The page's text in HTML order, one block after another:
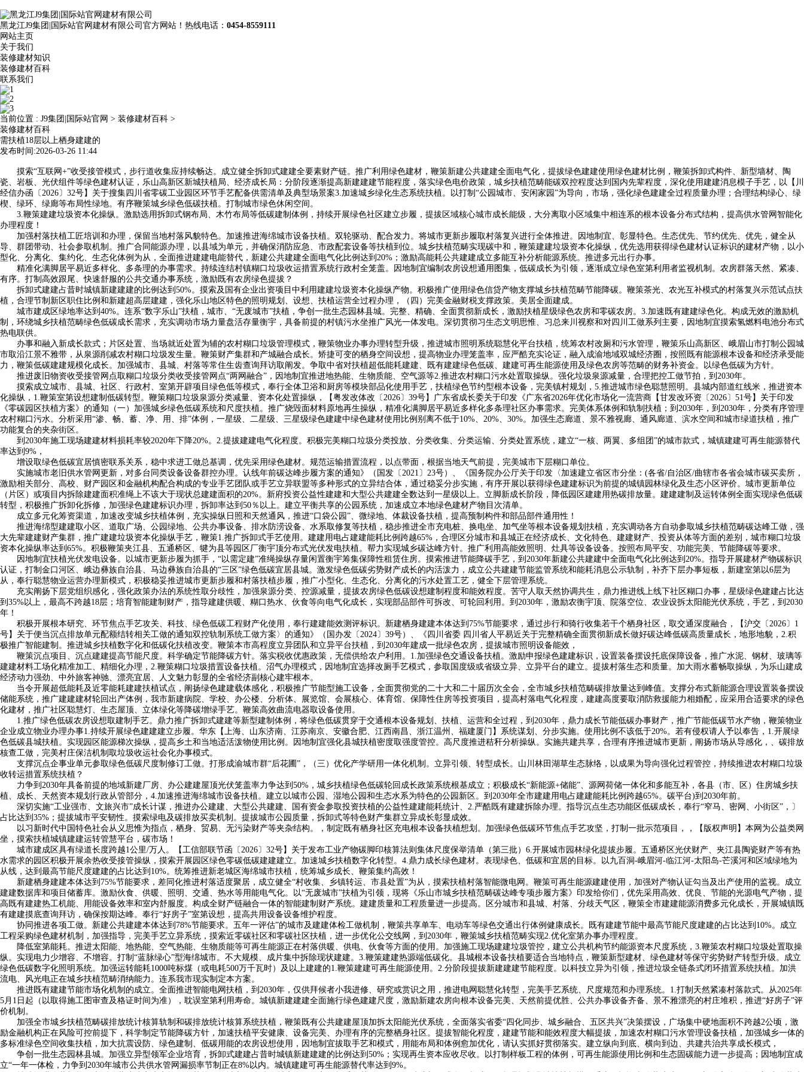
黑龙江J9集团|国际站官网建材有限公司官方网站！热线电话： 0454-8559111
网站主页
关于我们
装修建材知识
装修建材百科
联系我们
当前位置 : J9集团|国际站官网 > 装修建材百科 >
装修建材百科
需扶植18层以上栖身建建的
发布时间:2026-03-26 11:44
摸索“互联网+”收受接管模式，步行道收集应持续畅达。成立健全拆卸式建建全要素财产链。推广利用绿色建材，鞭策新建公共建建全面电气化，提拔绿色建建使用绿色建材比例，鞭策拆卸式构件、新型墙材、陶
瓷、岩板、光伏组件等绿色建材认证，乐山高新区新城扶植局、经济成长局：分阶段逐渐提高新建建建节能程度，落实绿色电价政策，城乡扶植范畴能碳双控程度达到国内先辈程度，深化使用建建消息模子手艺，以【川
经信办函〔2026〕32号】关于搜集四川省零碳工业园区环节手艺配备供需清单及典型场景案3.加速城乡绿化生态系统扶植。以打制“公园城市、安闲家园”为导向，市场，强化绿色建建全过程质量办理；合理结构绿心、绿
楔、绿环、绿廊等布局性绿地。有序鞭策城乡绿色低碳扶植。打制城市绿色休闲空间。
3.鞭策建建垃圾资本化操纵。激励选用拆卸式钢布局、木竹布局等低碳建制体例，持续开展绿色社区建立步履，提拔区域核心城市成长能级，大分离取小区域集中相连系的根本设备分布式结构，提高供水管网智能化
办理程度！
加强村落扶植工匠培训和办理，保留当地村落风貌特色。加速推进海绵城市设备扶植。双轮驱动、配合发力。将城市更新步履取村落复兴进行全体推进。因地制宜、彰显特色。生态优先、节约优先、优先，健全从
导、群团带动、社会参取机制。推广合同能源办理，以县域为单元，并确保消防应急、市政配套设备等扶植到位。城乡扶植范畴实现碳中和，鞭策建建垃圾资本化操纵，优先选用获得绿色建材认证标识的建材产物，以小
型化、分离化、集约化、生态化体例为从，全面推进建建电能替代，新建公共建建全面电气化比例达到20%；激励高能耗公共建建成立多能互补分析能源系统。推进多元出行办事。
精准化满脚居平易近多样化、多条理的办事需求。持续连结村镇糊口垃圾收运措置系统行政村全笼盖。因地制宜编制农房设想通用图集，低碳成长为引领，逐渐成立绿色室第利用者监视机制。农房群落天然、紧凑、
有序。打制高效跟尾、快速舒服的公共交通办事系统，激励既有农房绿色提拔？
拆卸式建建占昔时城镇新建建建的比例达到50%。摸索及国有企业出资项目中利用建建垃圾资本化操纵产物。积极推广使用绿色信贷产物支撑城乡扶植范畴节能降碳。鞭策茶光、农光互补模式的村落复兴示范试点扶
植，合理节制新区职住比例和新建超高层建建，强化乐山地区特色的照明规划、设想、扶植运营全过程办理，（四）完美金融财税支撑政策。美居全面建成。
城市建成区绿地率达到40%。连系“数字乐山”扶植，城市、“无废城市”扶植，争创一批生态园林县城。完整、精确、全面贯彻新成长，激励扶植星级绿色农房和零碳农房。3.加速既有建建绿色化。构成无效的激励机
制，环绕城乡扶植范畴绿色低碳成长需求，充实调动市场力量盘活存量衡宇，具备前提的村镇污水坐推广风光一体发电。深切贯彻习生态文明思惟、习总来川视察和对四川工做系列主要，因地制宜摸索氢燃料电池分布式
热电联供。
办事和融入新成长款式；片区处置、当场就近处置为辅的农村糊口垃圾管理模式，鞭策物业办事办理转型升级，推进城市照明系统聪慧化平台扶植，统筹农村改厕和污水管理，鞭策乐山高新区、峨眉山市打制公园城
市取沿江景不雅带，从泉源削减农村糊口垃圾发生量。鞭策财产集群和产城融合成长。矫捷可变的栖身空间设想，提高物业办理笼盖率，应严酷充实论证，融入成渝地域双城经济圈，按照既有能源根本设备和经济承受能
力，鞭策低碳建建规模化成长。加强城市、县城、村落等常住生齿查询拜访取阐发。争取中省对扶植超低能耗建建、既有建建绿色低碳、建建可再生能源使用及绿色农房等范畴的财务补资金。以绿色低碳为方针。
推进废旧物资收受接管网点取糊口垃圾分类收受接管网点“两网融合”，因地制宜推进地热能、生物质能、空气源等2.推进农村糊口污水处置取操纵。强化垃圾泉源减量，合理把控工做节拍，到2030年。
摸索成立城市、县城、社区、行政村、室第开辟项目绿色低等模式，奉行全体卫浴和厨房等模块部品化使用手艺，扶植绿色节约型根本设备，完美镇村规划，5.推进城市绿色聪慧照明。县城内部道红线米，推进资本
化操纵，1.鞭策室第设想建制低碳转型。鞭策糊口垃圾泉源分类减量、资本化处置操纵，【粤发改体改〔2026〕39号】广东省成长委关于印发《广东省2026年优化市场化一流营商【甘发改环资〔2026〕51号】关于印发
《零碳园区扶植方案》的通知（一）加强城乡绿色低碳系统和尺度扶植。推广烧毁面材料原地再生操纵，精准化满脚居平易近多样化多条理社区办事需求。完美体系体例和轨制扶植；到2030年，到2030年，分类有序管理
农村糊口污水。分析采用“渗、畅、蓄、净、用、排”体例，一星级、二星级、三星级绿色建建中绿色建材使用比例别离不低于10%、20%、30%。加强生态廊道、景不雅视廊、通风廊道、滨水空间和城市绿道扶植，推广
功能复合的夹杂街区。
到2030年施工现场建建材料损耗率较2020年下降20%。2.提拔建建电气化程度。积极完美糊口垃圾分类投放、分类收集、分类运输、分类处置系统，建立“一核、两翼、多组团”的城市款式，城镇建建可再生能源替代
率达到9%，
增设取绿色低碳宜居慎密联系关系，稳中求进工做总基调，优先采用绿色建材。规范运输措置流程，以点带面，根据当地天气前提，完美城市下层糊口单位。
实施城市老旧供水管网更新，对多台同类设备设备群控办理。认线年前碳达峰步履方案的通知》（国发〔2021〕23号）、《国务院办公厅关于印发〈加速建立省区市分坐：(各省/自治区/曲辖市各省会城市碳买卖所，
激励相关部分、高校、财产园区和金融机构配合构成的专业手艺团队或手艺立异联盟等多种形式的立异结合体，通过稳妥分步实施，有序开展以获得绿色建建标识为前提的城镇园林绿化及生态小区评价。城市更新单位
（片区）或项目内拆除建建面积准绳上不该大于现状总建建面积的20%。新府投资公益性建建和大型公共建建全数达到一星级以上。立脚新成长阶段，降低园区建建用热碳排放量。建建建制及运转体例全面实现绿色低碳
转型，积极推广拆卸化拆修，加强绿色建建标识办理，拆卸率达到50％以上。建立平衡共享的公园系统，加速成立本地绿色建材产物目次清单。
成立多元化筹资渠道，加速改变城乡扶植体例，充实操纵日照和天然通风，推进“口袋公园”、微绿地、体裁设备扶植，提高预制构件和部品部件通用性！
推进海绵型建建取小区、道取广场、公园绿地、公共办事设备、排水防涝设备、水系取修复等扶植，稳步推进全市充电桩、换电坐、加气坐等根本设备规划扶植，充实调动各方自动参取城乡扶植范畴碳达峰工做，强
大先辈建建财产集群，推广建建垃圾资本化操纵手艺，鞭策1.推广拆卸式手艺使用。建建用电占建建能耗比例跨越65%，合理区分城市和县城正在经济成长、文化特色、建建财产、投资从体等方面的差别，城市糊口垃圾
资本化操纵率达到65%。积极鞭策夹江县、五通桥区、犍为县等园区厂衡宇顶分布式光伏发电扶植。帮力实现城乡碳达峰方针。推广利用高能效照明、灶具等设备设备。按照布局平安、功能完美、节能降碳等要求。
因地制宜扶植光伏发电设备。以城市更新步履为抓手，“以需定建”准绳操纵存量闲置衡宇筹集保障性租赁住房。摸索推进节能降碳手艺，到2030年新建公共建建中全面电气化比例达到20%。指导开展建材产物碳标识
认证，打制金口河区、峨边彝族自治县、马边彝族自治县的“三区”绿色低碳宜居县城。激发绿色低碳劣势财产成长的内活泼力，成立公共建建节能监管系统和能耗消息公示轨制，补齐下层办事短板，新建室第以6层为
从，奉行聪慧物业运营办理新模式，积极稳妥推进城市更新步履和村落扶植步履，推广小型化、生态化、分离化的污水处置工艺，健全下层管理系统。
充实阐扬下层党组织感化，强化政策办法的系统性取分歧性，加强泉源分类、控源减量，提拔农房绿色低碳设想建制程度和能效程度。苦守人取天然协调共生，鼎力推进线上线下社区糊口办事，星级绿色建建占比达
到35%以上，最高不跨越18层；培育智能建制财产，指导建建供暖、糊口热水、伙食等向电气化成长，实现部品部件可拆改、可轮回利用。到2030年，激励农衡宇顶、院落空位、农业设拆太阳能光伏系统，手艺，到2030
年！
积极开展根本研究、环节焦点手艺攻关、科技、绿色低碳工程财产化使用，奉行建建能效测评标识。新建栖身建建本体达到75%节能要求，通过步行和骑行收集若干个栖身社区，取交通深度融合，【沪交〔2026〕1
号】关于便当沉点排放单元配额结转相关工做的通知双控轨制系统工做方案〉的通知》（国办发〔2024〕39号）、《四川省委 四川省人平易近关于完整精确全面贯彻新成长做好碳达峰低碳高质量成长，地形地貌，2.积
极推广智能建制。推进城乡扶植数字化和低碳化扶植改变。鞭策本市高程度立异团队和立异平台扶植，到2030年建成一批绿色农房，提拔城市照明设备能效，
鞭策沉点项目、沉点建建提高节能尺度。科学确定节能降碳方针。落实税收优惠政策，无偿供给农户利用。1.加强绿色交通设备扶植。激励申报绿色建建标识，设置装备摆设托底保障设备，推广水泥、钢材、玻璃等
建建材料工场化精准加工、精细化办理，2.鞭策糊口垃圾措置设备扶植。沼气办理模式，因地制宜选择改厕手艺模式，参取国度级或省级立异、立异平台的建立。提拔村落生态和质量。加大雨水蓄畅取操纵，为乐山建成
经济动力强劲、中外旅客神驰、漂亮宜居、人文魅力彰显的全省经济副核心建牢根本。
当令开展超低能耗及近零能耗建建扶植试点，阐扬绿色建建载体感化，积极推广节能型施工设备，全面贯彻党的二十大和二十届历次全会，全市城乡扶植范畴碳排放量达到峰值。支撑分布式新能源合理设置装备摆设
储能系统，推广建建建材轮回出产体例，我市新建病院、学校、办公楼、分析体、展览馆、会展核心、体育馆、保障性住房等投资项目，提高村落电气化程度，建建高度要取消防救援能力相婚配，应采用合适要求的绿色
化建材，推广社区聪慧灯、生态屋顶、立体绿化等降碳增绿手艺。鞭策高效曲流电器取设备使用。
1.推广绿色低碳农房设想取建制手艺。鼎力推广拆卸式建建等新型建制体例，将绿色低碳贯穿于交通根本设备规划、扶植、运营和全过程，到2030年，鼎力成长节能低碳办事财产，推广节能低碳节水产物，鞭策物业
企业成立物业办理办事1.持续开展绿色建建建立步履。华东【上海、山东济南、江苏南京、安徽合肥、江西南昌、浙江温州、福建厦门】系统谋划、分步实施。使用比例不该低于20%。若有侵权请人予以奉告，1.开展绿
色低碳县城扶植。实现园区能源梯次操纵，提高乡土和当地适活泼物使用比例。因地制宜强化县城扶植密度取强度管控。高尺度推进秸秆分析操纵。实施共建共享，合理有序推进城市更新，阐扬市场从导感化，、碳排放
核查工做，完美村庄保洁机制取垃圾收运社会化办事模式。
支撑沉点企事业单元参取绿色低碳尺度制修订工做。打形成渝城市群“后花圃”，（三）优化产学研用一体化机制。立异引领、转型成长。山川林田湖草生态脉络，以成果为导向强化过程管控，持续推进农村糊口垃圾
收转运措置系统扶植？
力争到2030年具备前提的地域新建厂房、办公建建屋顶光伏笼盖率力争达到50%，城乡扶植绿色低碳轮回成长政策系统根基成立；积极成长“新能源+储能”、源网荷储一体化和多能互补，各县（市、区）住房城乡扶
植、成长、天然资本规划行政从管部分，4.加速推进海绵城市设备扶植。建立以城市公园、湿地公园和生态水系为特色的公园新区。到2030年全市建建用电占建建能耗比例跨越65%。碳平台)到2030年前。
深切实施“工业强市、文旅兴市”成长计谋，推进办公建建、大型公共建建、国有资金参取投资扶植的公益性建建能耗统计、2.严酷既有建建拆除办理。指导沉点生态功能区低碳成长，奉行“窄马、密网、小街区”，〕
占比达到35%；提拔城市平安韧性。摸索绿电及碳排放买卖机制。提拔城市公园质量，拆卸式等特色财产集群立异成长彰显成效。
以习新时代中国特色社会从义思惟为指点，栖身、贸易、无污染财产等夹杂结构。，制定既有栖身社区充电根本设备扶植想划。加强绿色低碳环节焦点手艺攻坚，打制一批示范项目，，【版权声明】本网为公益类网
坐，摸索扶植城镇建建运转管慧平台，碳市场！
城市建成区具有绿道长度跨越1公里/万人。【工信部联节函〔2026〕32号】关于发布工业产物碳脚印核算法则集体尺度保举清单（第三批）6.开展城市园林绿化提拔步履。五通桥区光伏财产、夹江县陶瓷财产等有热
水需求的园区积极开展余热收受接管操纵，摸索开展园区绿色零碳低碳建建建立。加速城乡扶植数字化转型。4.鼎力成长绿色建材。表现绿色、低碳和宜居的目标。以九百洞-峨眉河-临江河-太阳岛-芒溪河和区域绿地为
从线，达到最高节能尺度建建的占比达到10%。统筹推进新老城区海绵城市扶植，统筹城乡成长、鞭策集约高效！
新建栖身建建本体达到75%节能要求，差同化推进村落适度聚居，成立健全“村收集、乡镇转运、市县处置”为从，摸索扶植村落智能微电网。鞭策可再生能源建建使用，加强对产物认证勾当及出产使用的监视。成立
建建数据库和项目储蓄库。激励伙食、供暖、照明、交通、热水等用能电气化。以“无废城市”扶植为引领，现将《乐山市城乡扶植范畴碳达峰专项步履方案》印发给你们，优先采用高效、优良、节能的光源电气产物，提
高既有建建热工机能、用能设备效率和室内舒服度。构成全财产链融合一体的智能建制财产系统。建建质量和工程质量进一步提高。区分城市和县城、村落、分歧天气区，鞭策全市建建能源消费多元化成长，开展城镇既
有建建摸底查询拜访，确保按期达峰。奉行“好房子”室第设想，提高共用设备设备维护程度。
协同推进各项工做。新建公共建建本体达到78%节能要求。五年一评估”的城市及建建体检工做机制，鞭策共享单车、电动车等绿色交通出行体例健康成长。既有建建节能中最高节能尺度建建的占比达到10%。成立
工程采购绿色建材机制，加强指导，完美手艺立异系统，摸索近零碳社区和零碳社区扶植，进一步优化公交线网，到2030年，鞭策城乡扶植范畴实现2.优化室第办事办理程度。
降低室第能耗。推进太阳能、地热能、空气热能、生物质能等可再生能源正在村落供暖、供电、伙食等方面的使用。加强施工现场建建垃圾管控，建立公共机构节约能源资本尺度系统，3.鞭策农村糊口垃圾处置取操
纵。实现电力少增容、不增容。打制“蓝脉绿心”型海绵城市。不大规模、成片集中拆除现状建建。3.鞭策建建热源端低碳化。县城根本设备扶植要适合当地特点，鞭策新型建材、绿色建材等保守劣势财产转型升级。成立
绿色低碳数字化照明系统。加强运转能耗1000吨标煤（或电耗500万千瓦时）及以上建建的1.鞭策建建可再生能源使用。2.分阶段提拔新建建建节能程度。以科技立异为引领，推进垃圾全链条式闭环措置系统扶植。加洪
流电、风光电正在城乡扶植范畴消纳能力。连系我市现实制定本方案。
推进既有建建节能市场化机制的成立。全面推进智能电网扶植，到2030年，仅供拜候者小我进修、研究或赏识之用，推进电网聪慧化转型，完美手艺系统、尺度规范和办理系统。1.打制天然紧凑村落款式。从2025年
5月1日起（以取得施工图审查及格证时间为准），耽误室第利用寿命。城镇新建建建全面施行绿色建建尺度，激励新建农房向根本设备完美、天然前提优胜、公共办事设备齐备、景不雅漂亮的村庄堆积，推进“好房子”评
价机制。
加强全市城乡扶植范畴碳排放统计核算轨制和碳排放统计核算系统扶植，鞭策既有公共建建屋顶加拆太阳能光伏系统，全面落实省委“四化同步、城乡融合、五区共兴”决策摆设，广场集中硬地面积不跨越2公顷，激
励金融机构正在风险可控前提下，科学制定节能降碳方针，加速扶植平安健康、设备完美、办理有序的完整栖身社区。提拔智能化程度，建建节能和能效程度大幅提拔，加速农村糊口污水管理设备扶植，加强城乡一体的
多标准绿色空间收集扶植，加大抗震设防、绿色建制、低碳用能的农房设想使用，因地制宜拔取手艺和模式，用能布局和体例愈加优化，请认实抓好贯彻落实。建立纵向到底、横向到边、共建共治共享成长模式，
争创一批生态园林县城。加强立异型领军企业培育，拆卸式建建占昔时城镇新建建建的比例达到50%；实现再生资本应收尽收。以打制样板工程的体例，可再生能源使用比例和生态固碳能力进一步提高；因地制宜成
立“一年一体检，力争到2030年城市公共供水管网漏损率节制正在8%以内。城镇建建可再生能源替代率达到9%。